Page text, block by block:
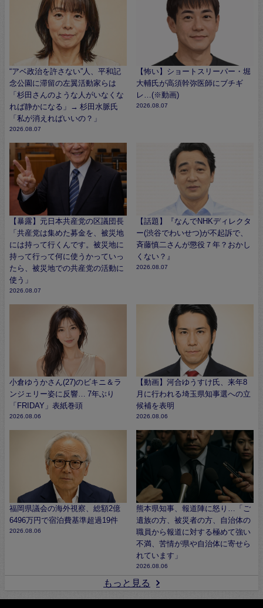
“アベ政治を許さない”人、平和記
念公園に滞留の左翼活動家らは
「杉田さんのような人がいなくな
れば静かになる」→ 杉田水脈氏
「私が消えればいいの？」
2026.08.07
【怖い】ショートスリーパー・堀
大輔氏が高須幹弥医師にブチギ
レ…(※動画)
2026.08.07
【暴露】元日本共産党の区議団長
「共産党は集めた募金を、被災地
には持って行くんです。被災地に
持って行って何に使うかっていっ
たら、被災地での共産党の活動に
使う」
2026.08.07
【話題】『なんでNHKディレクタ
ー(渋谷でわいせつ)が不起訴で、
斉藤慎二さんが懲役７年？おかし
くない？』
2026.08.07
小倉ゆうかさん(27)のビキニ＆ラ
ンジェリー姿に反響… 7年ぶり
「FRIDAY」表紙巻頭
2026.08.06
【動画】河合ゆうすけ氏、来年8
月に行われる埼玉県知事選への立
候補を表明
2026.08.06
福岡県議会の海外視察、総額2億
6496万円で宿泊費基準超過19件
2026.08.06
熊本県知事、報道陣に怒り…「ご
遺族の方、被災者の方、自治体の
職員から報道に対する極めて強い
不満、苦情が県や自治体に寄せら
れています」
2026.08.06
もっと見る